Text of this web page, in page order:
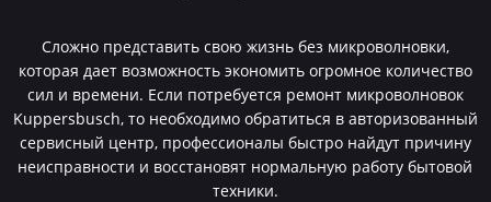
Сложно представить свою жизнь без микроволновки,
которая дает возможность экономить огромное количество
сил и времени. Если потребуется ремонт микроволновок
Kuppersbusch, то необходимо обратиться в авторизованный
сервисный центр, профессионалы быстро найдут причину
неисправности и восстановят нормальную работу бытовой
техники.